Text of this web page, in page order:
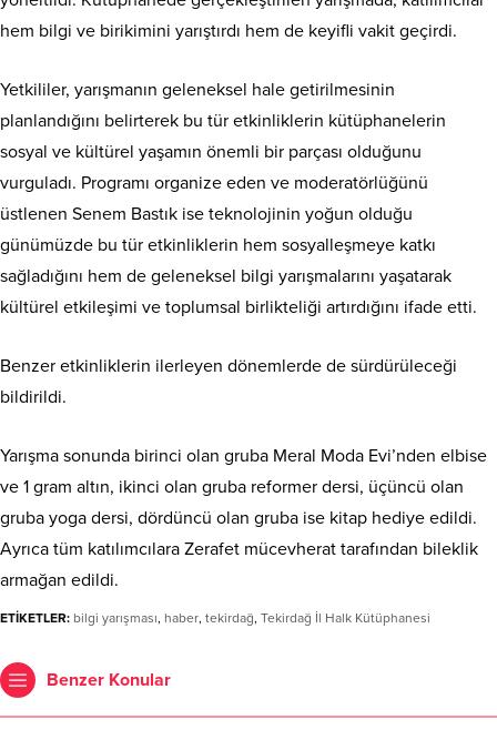
hem bilgi ve birikimini yarıştırdı hem de keyifli vakit geçirdi.
Yetkililer, yarışmanın geleneksel hale getirilmesinin
planlandığını belirterek bu tür etkinliklerin kütüphanelerin
sosyal ve kültürel yaşamın önemli bir parçası olduğunu
vurguladı. Programı organize eden ve moderatörlüğünü
üstlenen Senem Bastık ise teknolojinin yoğun olduğu
günümüzde bu tür etkinliklerin hem sosyalleşmeye katkı
sağladığını hem de geleneksel bilgi yarışmalarını yaşatarak
kültürel etkileşimi ve toplumsal birlikteliği artırdığını ifade etti.
Benzer etkinliklerin ilerleyen dönemlerde de sürdürüleceği
bildirildi.
Yarışma sonunda birinci olan gruba Meral Moda Evi’nden elbise
ve 1 gram altın, ikinci olan gruba reformer dersi, üçüncü olan
gruba yoga dersi, dördüncü olan gruba ise kitap hediye edildi.
Ayrıca tüm katılımcılara Zerafet mücevherat tarafından bileklik
armağan edildi.
ETİKETLER: bilgi yarışması, haber, tekirdağ, Tekirdağ İl Halk Kütüphanesi
Benzer Konular